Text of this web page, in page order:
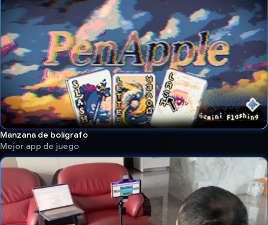
Manzana de bolígrafo
Mejor app de juego